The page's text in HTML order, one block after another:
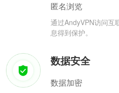
匿名浏览
通过AndyVPN访问互
息得到保护。
数据安全
数据加密